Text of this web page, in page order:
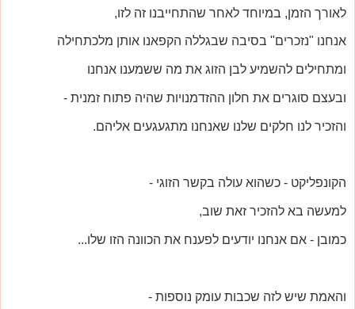
לאורך הזמן, במיוחד לאחר שהתחייבנו זה לזו,
אנחנו "נזכרים" בסיבה שבגללה הקפאנו אותן מלכתחילה
ומתחילים להשמיע לבן הזוג את מה ששמענו אנחנו
ובעצם סוגרים את חלון ההזדמנויות שהיה פתוח זמנית -
והזכיר לנו חלקים שלנו שאנחנו מתגעגעים אליהם.
הקונפליקט - כשהוא עולה בקשר הזוגי -
למעשה בא להזכיר זאת שוב,
כמובן - אם אנחנו יודעים לפענח את הכוונה הזו שלו...
והאמת שיש לזה שכבות עומק נוספות -